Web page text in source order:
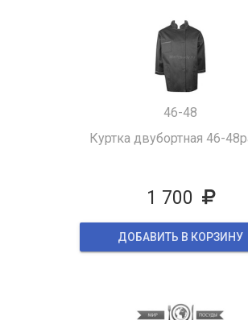
46-48
Куртка двубортная 46-
1 700
ДОБАВИТЬ В КОРЗИНУ